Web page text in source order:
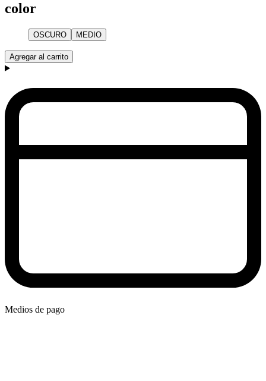
color
OSCURO MEDIO
Agregar al carrito
Medios de pago